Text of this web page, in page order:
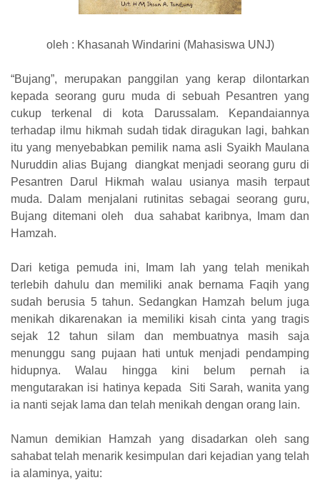
oleh : Khasanah Windarini (Mahasiswa UNJ)
“Bujang”, merupakan panggilan yang kerap dilontarkan
kepada seorang guru muda di sebuah Pesantren yang
cukup terkenal di kota Darussalam. Kepandaiannya
terhadap ilmu hikmah sudah tidak diragukan lagi, bahkan
itu yang menyebabkan pemilik nama asli Syaikh Maulana
Nuruddin alias Bujang diangkat menjadi seorang guru di
Pesantren Darul Hikmah walau usianya masih terpaut
muda. Dalam menjalani rutinitas sebagai seorang guru,
Bujang ditemani oleh dua sahabat karibnya, Imam dan
Hamzah.
Dari ketiga pemuda ini, Imam lah yang telah menikah
terlebih dahulu dan memiliki anak bernama Faqih yang
sudah berusia 5 tahun. Sedangkan Hamzah belum juga
menikah dikarenakan ia memiliki kisah cinta yang tragis
sejak 12 tahun silam dan membuatnya masih saja
menunggu sang pujaan hati untuk menjadi pendamping
hidupnya. Walau hingga kini belum pernah ia
mengutarakan isi hatinya kepada Siti Sarah, wanita yang
ia nanti sejak lama dan telah menikah dengan orang lain.
Namun demikian Hamzah yang disadarkan oleh sang
sahabat telah menarik kesimpulan dari kejadian yang telah
ia alaminya, yaitu: